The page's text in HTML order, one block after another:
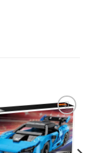
Añadir
a la
lista de
deseos